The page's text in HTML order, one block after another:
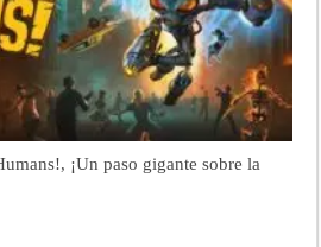
¡Un paso gigante sobre la